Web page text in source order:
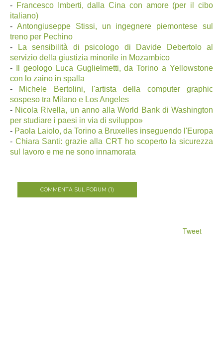
- Francesco Imberti, dalla Cina con amore (per il cibo
italiano)
- Antongiuseppe Stissi, un ingegnere piemontese sul
treno per Pechino
-
La sensibilità di psicologo di Davide Debertolo al
servizio della giustizia minorile in Mozambico
-
Il geologo Luca Guglielmetti, da Torino a Yellowstone
con lo zaino in spalla
- Michele Bertolini, l'artista della computer graphic
sospeso tra Milano e Los Angeles
- Nicola Rivella, un anno alla World Bank di Washington
per studiare i paesi in via di sviluppo»
- Paola Laiolo, da Torino a Bruxelles inseguendo l'Europa
- Chiara Santi: grazie alla CRT ho scoperto la sicurezza
sul lavoro e me ne sono innamorata
COMMENTA SUL FORUM (1)
Tweet